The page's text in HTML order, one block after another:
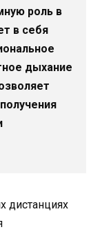
роль в
в себя
дыхание
дистанциях